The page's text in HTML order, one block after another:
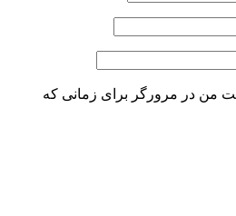
من در مرورگر برای زمانی که